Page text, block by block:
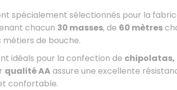
spécialement sélectionnés pour la
chacun 30 masses, de 60 mètres
de bouche.
idéals pour la confection de chipolatas,
qualité AAassure une excellente
confortable.